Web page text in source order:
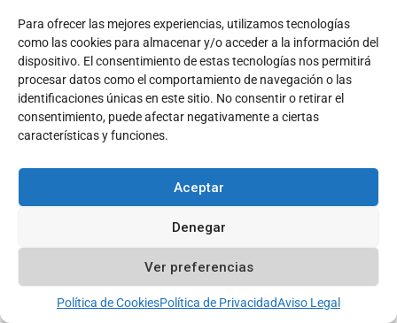
Para ofrecer las mejores experiencias, utilizamos tecnologías
como las cookies para almacenar y/o acceder a la información del
dispositivo. El consentimiento de estas tecnologías nos permitirá
procesar datos como el comportamiento de navegación o las
identificaciones únicas en este sitio. No consentir o retirar el
consentimiento, puede afectar negativamente a ciertas
características y funciones.
Aceptar
Denegar
Ver preferencias
Política de CookiesPolítica de PrivacidadAviso Legal
Visítanos en Bulevar de
Mariturri, 42 | 01015 Vitoria-
Gasteiz.
LinkedIn
Aviso legal
Política de cookies
Política de privacidad